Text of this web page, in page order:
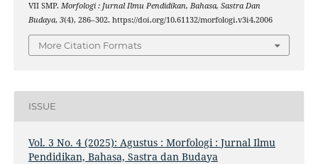
VII SMP. Morfologi : Jurnal Ilmu Pendidikan, Bahasa, Sastra Dan
Budaya, 3(4), 286–302. https://doi.org/10.61132/morfologi.v3i4.2006
More Citation Formats
ISSUE
Vol. 3 No. 4 (2025): Agustus : Morfologi : Jurnal Ilmu
Pendidikan, Bahasa, Sastra dan Budaya